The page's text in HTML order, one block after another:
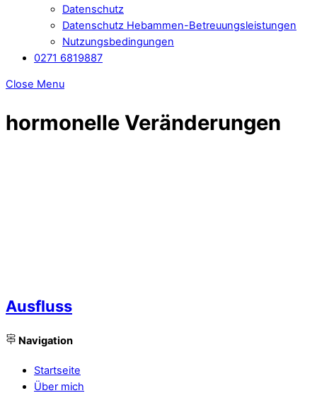
Datenschutz
Datenschutz Hebammen-Betreuungsleistungen
Nutzungsbedingungen
0271 6819887
Close Menu
hormonelle Veränderungen
Ausfluss
Navigation
Startseite
Über mich